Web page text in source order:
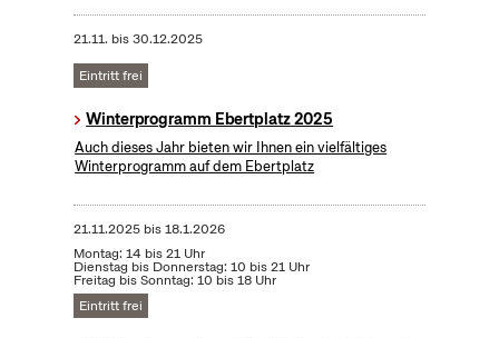
21.11. bis30.12.2025
Eintritt frei
Winterprogramm Ebertplatz 2025
Auch dieses Jahr bieten wir Ihnen ein vielfältiges
Winterprogramm auf dem Ebertplatz
21.11.2025bis18.1.2026
Montag: 14 bis 21 Uhr
Dienstag bis Donnerstag: 10 bis 21 Uhr
Freitag bis Sonntag: 10 bis 18 Uhr
Eintritt frei